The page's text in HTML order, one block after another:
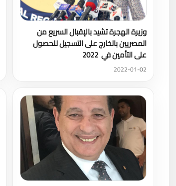
وزيرة الهجرة تشيد بالإقبال السريع من
المصريين بالخارج على التسجيل للحصول
على التأمين في 2022
2022-01-02